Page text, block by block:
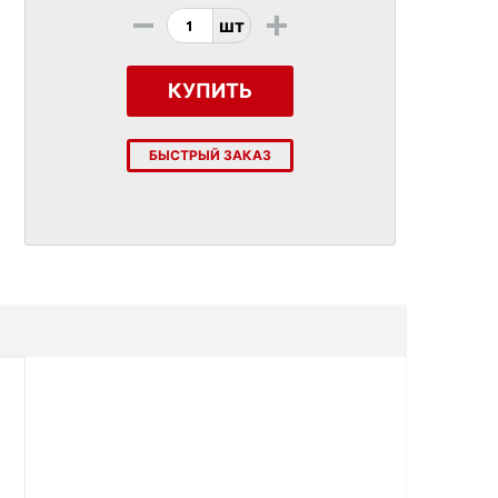
- шт +
КУПИТЬ
БЫСТРЫЙ ЗАКАЗ